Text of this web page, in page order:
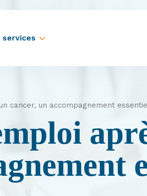
cancer, un accompagnement